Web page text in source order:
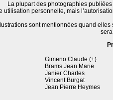
La plupart des photographies
utilisation personnelle, mais
sont mentionnées quand
Gimeno Claude (+)
Brams Jean Marie
Janier Charles
Vincent Burgat
Jean Pierre Heymes